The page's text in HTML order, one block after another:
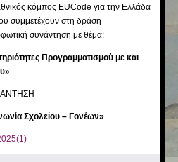
κόμπος EUCode για την Ελλάδα
συμμετέχουν στη δράση
συνάντηση με θέμα:
Προγραμματισμού με και
Σχολείου – Γονέων»